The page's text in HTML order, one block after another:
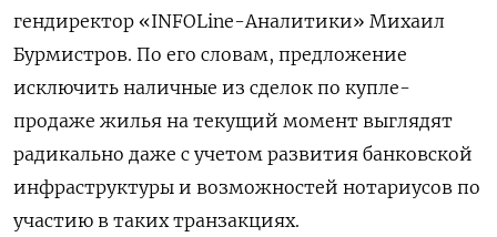
гендиректор «INFOLine-Аналитики» Михаил
Бурмистров. По его словам, предложение
исключить наличные из сделок по купле-
продаже жилья на текущий момент выглядят
радикально даже с учетом развития банковской
инфраструктуры и возможностей нотариусов по
участию в таких транзакциях.